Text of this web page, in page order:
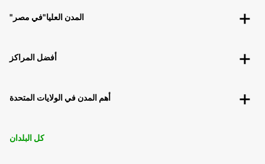
"المدن العليا"في مصر
أفضل المراكز
أهم المدن في الولايات المتحدة
كل البلدان